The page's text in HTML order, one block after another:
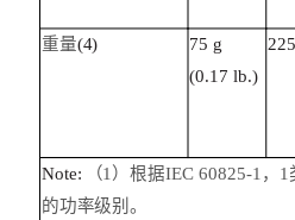
重量(4)
75 g
(0.17 lb.)
Note: （1）根据IEC 60825-1，
的功率级别。